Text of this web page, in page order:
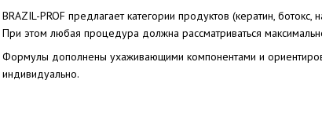
BRAZIL-PROF предлагает категории продуктов (кератин,
При этом любая процедура должна рассматриваться
Формулы дополнены ухаживающими компонентами и
индивидуально.